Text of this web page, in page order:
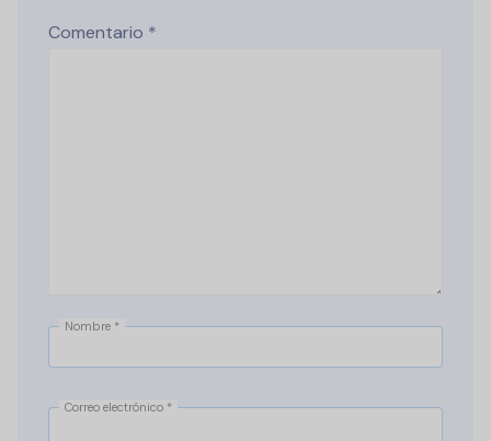
Comentario *
Nombre *
Correo electrónico *